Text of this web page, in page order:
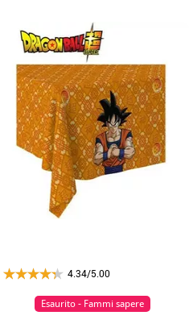
4.34/5.00
Esaurito - Fammi sapere